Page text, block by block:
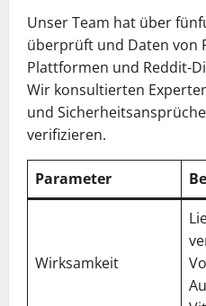
Unser Team hat über
überprüft und Daten von
Plattformen und Reddit-
Wir konsultierten
und
verifizieren.
Parameter
Wirksamkeit